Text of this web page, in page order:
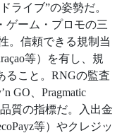
ライブ”の姿勢だ。
ゲーム・プロモの三
。信頼できる規制当
等）を有し、規
ること。RNGの監査
GO、Pragmatic
質の指標だ。入出金
等）やクレジッ